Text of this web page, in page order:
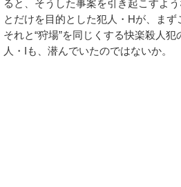
ると、そうした事案を引き起こすよ
とだけを目的とした犯人・Hが、まず
それと“狩場”を同じくする快楽殺人
人・Iも、潜んでいたのではないか。